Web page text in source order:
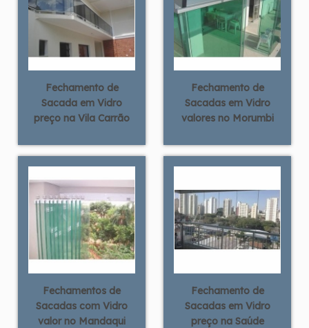
Fechamento de
Sacada em Vidro
preço na Vila Carrão
Fechamento de
Sacadas em Vidro
valores no Morumbi
Fechamentos de
Sacadas com Vidro
valor no Mandaqui
Fechamento de
Sacadas em Vidro
preço na Saúde